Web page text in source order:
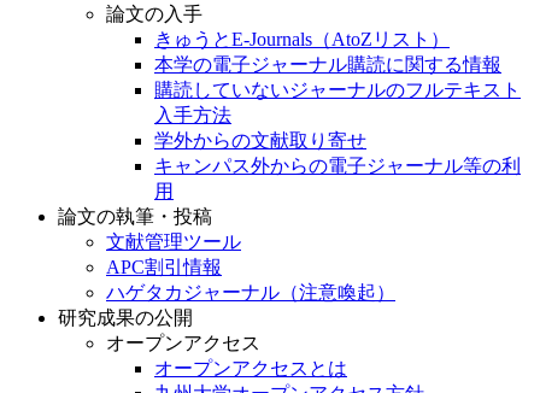
論文の入手
きゅうとE-Journals（AtoZリスト）
本学の電子ジャーナル購読に関する情報
購読していないジャーナルのフルテキスト
入手方法
学外からの文献取り寄せ
キャンパス外からの電子ジャーナル等の利
用
論文の執筆・投稿
文献管理ツール
APC割引情報
ハゲタカジャーナル（注意喚起）
研究成果の公開
オープンアクセス
オープンアクセスとは